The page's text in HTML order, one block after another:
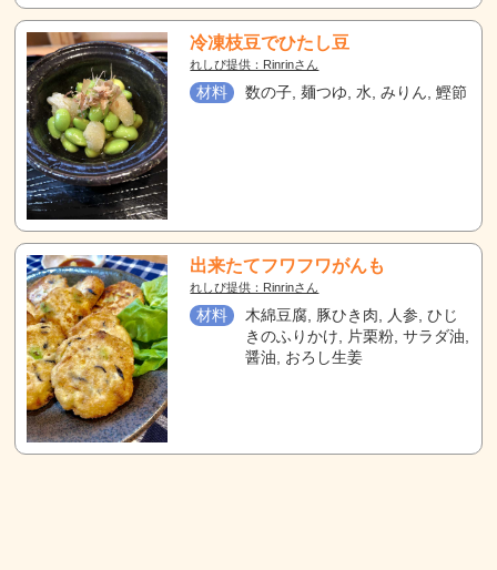
冷凍枝豆でひたし豆
れしぴ提供：Rinrinさん
材料 数の子, 麺つゆ, 水, みりん, 鰹節
出来たてフワフワがんも
れしぴ提供：Rinrinさん
材料
木綿豆腐, 豚ひき肉, 人参, ひじ
きのふりかけ, 片栗粉, サラダ油,
醤油, おろし生姜